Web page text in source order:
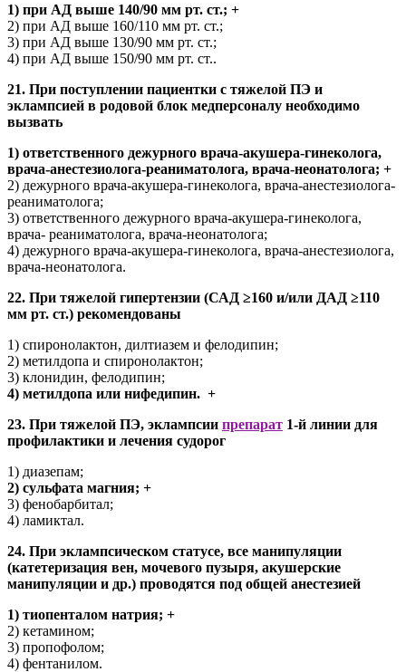
1) при АД выше 140/90 мм рт. ст.; +
2) при АД выше 160/110 мм рт. ст.;
3) при АД выше 130/90 мм рт. ст.;
4) при АД выше 150/90 мм рт. ст..
21. При поступлении пациентки с тяжелой ПЭ и
эклампсией в родовой блок медперсоналу необходимо
вызвать
1) ответственного дежурного врача-акушера-гинеколога,
врача-анестезиолога-реаниматолога, врача-неонатолога; +
2) дежурного врача-акушера-гинеколога, врача-анестезиолога-
реаниматолога;
3) ответственного дежурного врача-акушера-гинеколога,
врача- реаниматолога, врача-неонатолога;
4) дежурного врача-акушера-гинеколога, врача-анестезиолога,
врача-неонатолога.
22. При тяжелой гипертензии (САД ≥160 и/или ДАД ≥110
мм рт. ст.) рекомендованы
1) спиронолактон, дилтиазем и фелодипин;
2) метилдопа и спиронолактон;
3) клонидин, фелодипин;
4) метилдопа или нифедипин. +
23. При тяжелой ПЭ, эклампсии препарат 1-й линии для
профилактики и лечения судорог
1) диазепам;
2) сульфата магния; +
3) фенобарбитал;
4) ламиктал.
24. При эклампсическом статусе, все манипуляции
(катетеризация вен, мочевого пузыря, акушерские
манипуляции и др.) проводятся под общей анестезией
1) тиопенталом натрия; +
2) кетамином;
3) пропофолом;
4) фентанилом.